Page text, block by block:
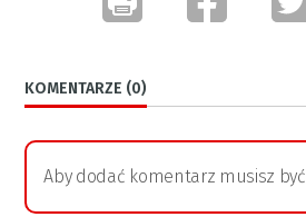
KOMENTARZE (0)
Aby dodać komentarz musisz być